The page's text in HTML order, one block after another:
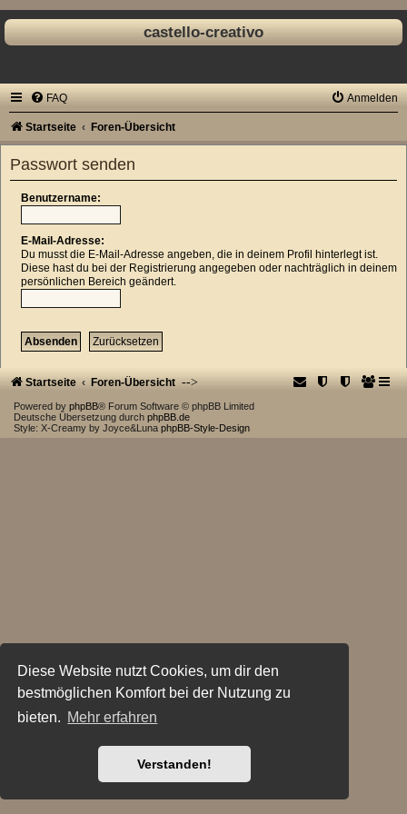
Diese Website nutzt Cookies, um dir den
bestmöglichen Komfort bei der Nutzung zu
bieten. Mehr erfahren
Verstanden!
castello-creativo
FAQ Anmelden
Startseite Foren-Übersicht
Passwort senden
Benutzername:
E-Mail-Adresse:
Du musst die E-Mail-Adresse angeben, die in deinem Profil hinterlegt ist.
Diese hast du bei der Registrierung angegeben oder nachträglich in deinem
persönlichen Bereich geändert.
Startseite Foren-Übersicht -->
Powered by phpBB® Forum Software © phpBB Limited
Deutsche Übersetzung durch phpBB.de
Style: X-Creamy by Joyce&Luna phpBB-Style-Design